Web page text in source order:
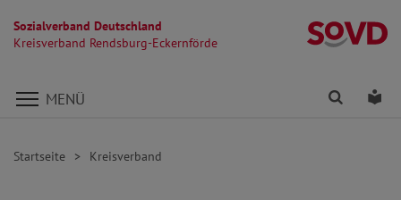
Sozialverband Deutschland
Kreisverband Rendsburg-Eckernförde
Direkt zu den Inhalten springen
MENÜ Finden
Startseite Kreisverband